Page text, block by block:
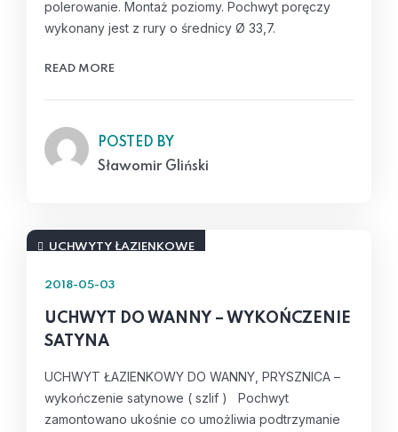
polerowanie. Montaż poziomy. Pochwyt poręczy
wykonany jest z rury o średnicy Ø 33,7.
READ MORE
POSTED BY
Sławomir Gliński
UCHWYTY ŁAZIENKOWE
2018-05-03
UCHWYT DO WANNY – WYKOŃCZENIE
SATYNA
UCHWYT ŁAZIENKOWY DO WANNY, PRYSZNICA –
wykończenie satynowe ( szlif ) Pochwyt
zamontowano ukośnie co umożliwia podtrzymanie